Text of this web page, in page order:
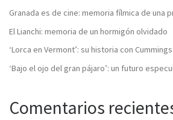
Granada es de cine: memoria fílmica de una
El Lianchi: memoria de un hormigón olvidado
‘Lorca en Vermont’: su historia con Cummings
‘Bajo el ojo del gran pájaro’: un futuro
Comentarios